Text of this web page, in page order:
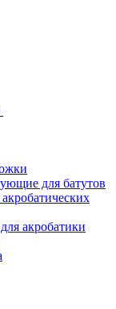
для батутов
акробатики